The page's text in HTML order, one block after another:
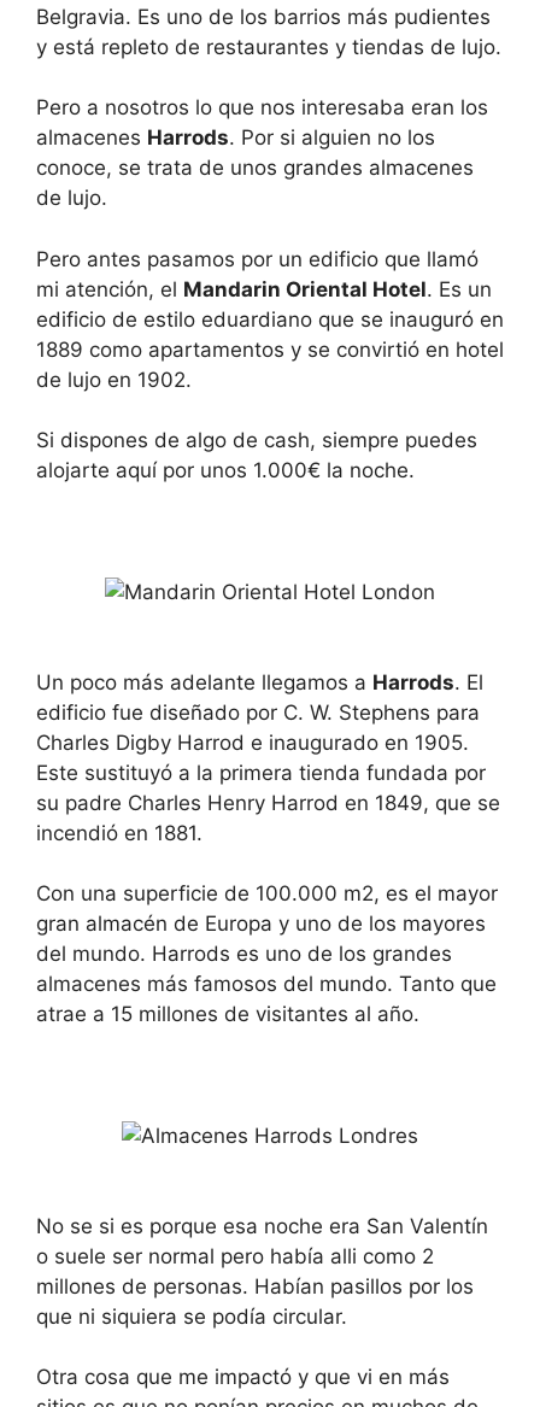
Belgravia. Es uno de los barrios más pudientes
y está repleto de restaurantes y tiendas de lujo.
Pero a nosotros lo que nos interesaba eran los
almacenes Harrods. Por si alguien no los
conoce, se trata de unos grandes almacenes
de lujo.
Pero antes pasamos por un edificio que llamó
mi atención, el Mandarin Oriental Hotel. Es un
edificio de estilo eduardiano que se inauguró en
1889 como apartamentos y se convirtió en hotel
de lujo en 1902.
Si dispones de algo de cash, siempre puedes
alojarte aquí por unos 1.000€ la noche.
Un poco más adelante llegamos a Harrods. El
edificio fue diseñado por C. W. Stephens para
Charles Digby Harrod e inaugurado en 1905.
Este sustituyó a la primera tienda fundada por
su padre Charles Henry Harrod en 1849, que se
incendió en 1881.
Con una superficie de 100.000 m2, es el mayor
gran almacén de Europa y uno de los mayores
del mundo. Harrods es uno de los grandes
almacenes más famosos del mundo. Tanto que
atrae a 15 millones de visitantes al año.
No se si es porque esa noche era San Valentín
o suele ser normal pero había alli como 2
millones de personas. Habían pasillos por los
que ni siquiera se podía circular.
Otra cosa que me impactó y que vi en más